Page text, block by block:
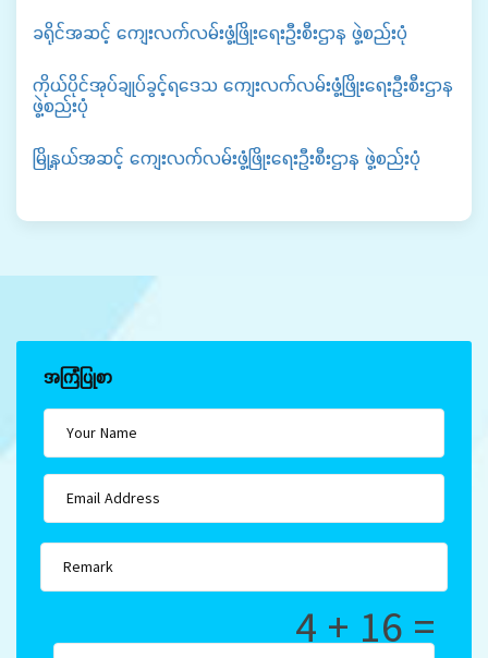
ခရိုင်အဆင့် ကျေးလက်လမ်းဖွံ့ဖြိုးရေးဦးစီးဌာန ဖွဲ့စည်းပုံ
ကိုယ်ပိုင်အုပ်ချုပ်ခွင့်ရဒေသ ကျေးလက်လမ်းဖွံ့ဖြိုးရေးဦးစီးဌာန
ဖွဲ့စည်းပုံ
မြို့နယ်အဆင့် ကျေးလက်လမ်းဖွံ့ဖြိုးရေးဦးစီးဌာန ဖွဲ့စည်းပုံ
အကြံပြုစာ
4 + 16 =